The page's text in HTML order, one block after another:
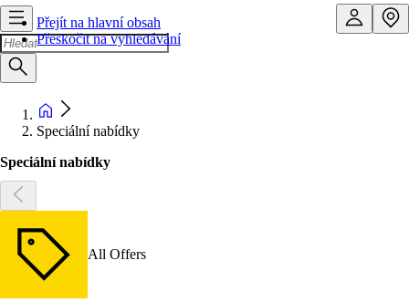
Přejít na hlavní obsah
Přeskočit na vyhledávání
Speciální nabídky
Speciální nabídky
All Offers